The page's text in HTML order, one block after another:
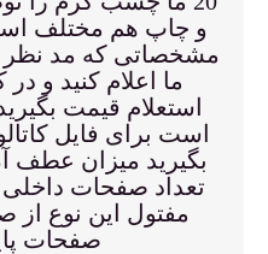
و چاپ هم مختلف
مشخصاتی که مد نظر
ما اعلام کنید و
استعلام قیمت
است برای فایل
بگیرید میزان عطف
تعداد صفحات
مفتول این نوع از
صفحات